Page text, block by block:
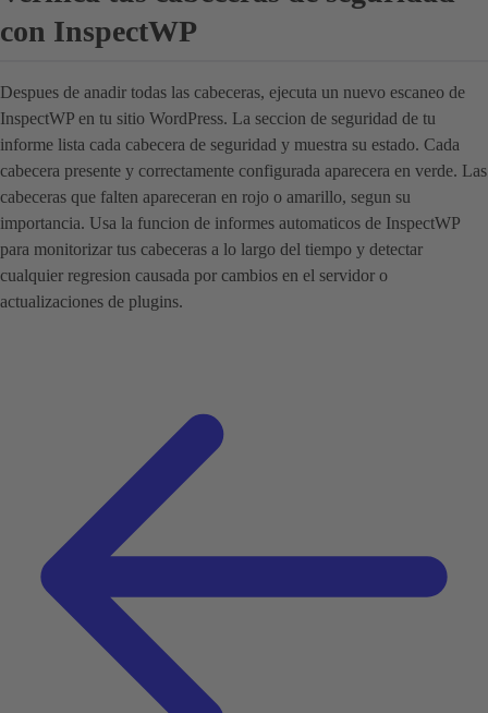
con InspectWP
Despues de anadir todas las cabeceras, ejecuta un nuevo escaneo de
InspectWP en tu sitio WordPress. La seccion de seguridad de tu
informe lista cada cabecera de seguridad y muestra su estado. Cada
cabecera presente y correctamente configurada aparecera en verde. Las
cabeceras que falten apareceran en rojo o amarillo, segun su
importancia. Usa la funcion de informes automaticos de InspectWP
para monitorizar tus cabeceras a lo largo del tiempo y detectar
cualquier regresion causada por cambios en el servidor o
actualizaciones de plugins.